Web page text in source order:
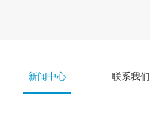
新闻中心 联系我们